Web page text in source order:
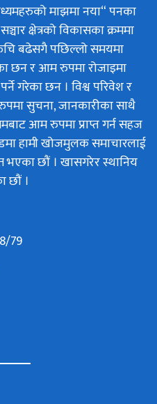
माझमा नया“ पनका
क्षेत्रको विकासका क्रममा
बढेसगै पछिल्लो समयमा
छन र आम रुपमा रोजाइमा
गरेका छन । विश्व परिवेश र
सुचना, जानकारीका साथै
आम रुपमा प्राप्त गर्न सहज
हामी खोजमुलक समाचारलाई
भएका छौं । खासगरेर स्थानिय
छौं ।
79